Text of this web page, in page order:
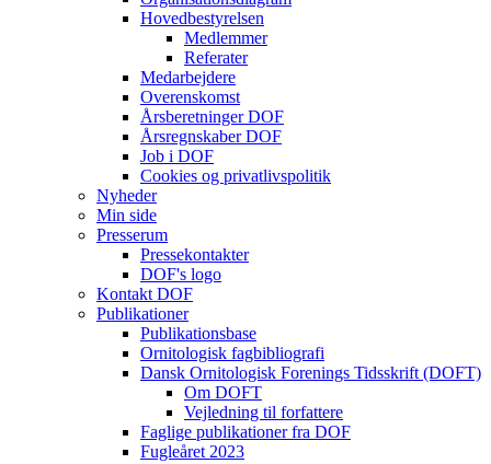
Hovedbestyrelsen
Medlemmer
Referater
Medarbejdere
Overenskomst
Årsberetninger DOF
Årsregnskaber DOF
Job i DOF
Cookies og privatlivspolitik
Nyheder
Min side
Presserum
Pressekontakter
DOF's logo
Kontakt DOF
Publikationer
Publikationsbase
Ornitologisk fagbibliografi
Dansk Ornitologisk Forenings Tidsskrift (DOFT)
Om DOFT
Vejledning til forfattere
Faglige publikationer fra DOF
Fugleåret 2023